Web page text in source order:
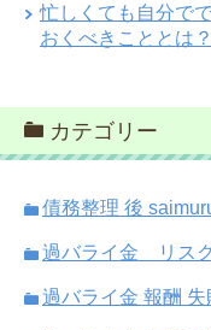
忙しくても自分で
おくべきこととは？
カテゴリー
債務整理 後
過バライ金 リスク
過バライ金 報酬 失